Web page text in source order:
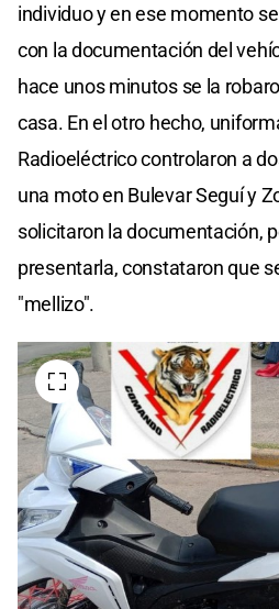
individuo y en ese momento
con la documentación del
hace unos minutos se la
casa. En el otro hecho,
Radioeléctrico controlaron a
una moto en Bulevar Seguí y
solicitaron la documentación,
presentarla, constataron que
"mellizo".